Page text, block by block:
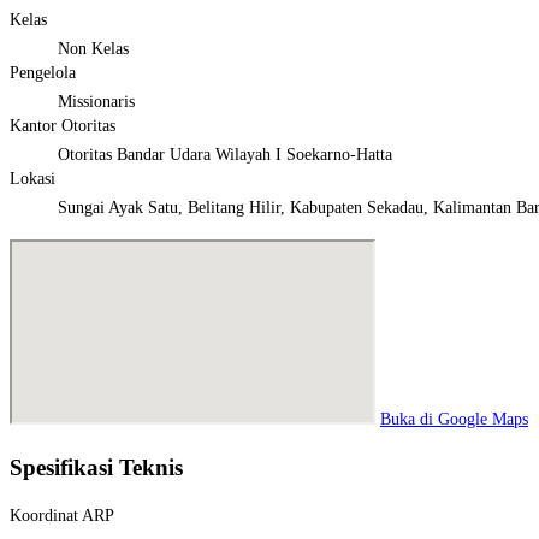
Kelas
Non Kelas
Pengelola
Missionaris
Kantor Otoritas
Otoritas Bandar Udara Wilayah I Soekarno-Hatta
Lokasi
Sungai Ayak Satu, Belitang Hilir, Kabupaten Sekadau, Kalimantan
Buka di Google Maps
Spesifikasi Teknis
Koordinat ARP